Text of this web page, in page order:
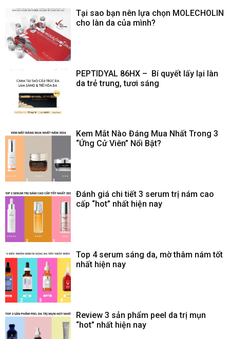
Tại sao bạn nên lựa chọn MOLECHOLIN
cho làn da của mình?
PEPTIDYAL 86HX – Bí quyết lấy lại làn
da trẻ trung, tươi sáng
Kem Mắt Nào Đáng Mua Nhất Trong 3
“Ứng Cử Viên” Nổi Bật?
Đánh giá chi tiết 3 serum trị nám cao
cấp “hot” nhất hiện nay
Top 4 serum sáng da, mờ thâm nám tốt
nhất hiện nay
Review 3 sản phẩm peel da trị mụn
“hot” nhất hiện nay